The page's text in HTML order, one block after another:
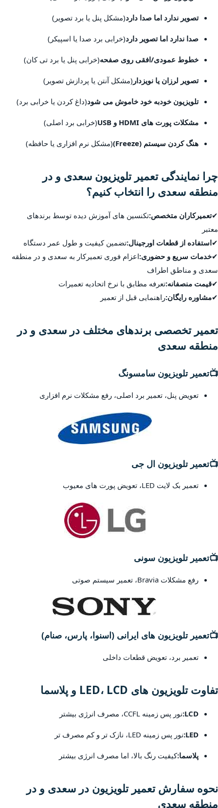
تصویر ندارد اما صدا دارد(مشکل پنل یا برد تصویر)
صدا ندارد اما تصویر دارد(خرابی برد صدا یا اسپیکر)
خطوط عمودی/افقی روی صفحه(خرابی پنل یا برد تی کان)
تصویر لرزان یا نویزدار (مشکل آنتن یا پردازش تصویر)
تلویزیون خودبه خود خاموش می شود(داغ کردن یا خرابی برد)
مشکلات پورت های HDMI و USB (خرابی برد اصلی)
هنگ کردن سیستم (Freeze) (مشکل نرم افزاری یا حافظه)
چرا نمایندگی تعمیر تلویزیون سعدی و در
منطقه سعدی را انتخاب کنیم؟
✔تعمیرکاران متخصص:تکنسین های آموزش دیده توسط برندهای
معتبر
✔استفاده از قطعات اورجینال:تضمین کیفیت و طول عمر دستگاه
✔خدمات سریع و حضوری:اعزام فوری تعمیرکار به سعدی و در منطقه
سعدی و مناطق اطراف
✔قیمت منصفانه:تعرفه مطابق با نرخ اتحادیه تعمیرات
✔مشاوره رایگان:راهنمایی قبل از تعمیر
تعمیر تخصصی برندهای مختلف در سعدی و در
منطقه سعدی
📺تعمیر تلویزیون سامسونگ
تعویض پنل، تعمیر برد اصلی، رفع مشکلات نرم افزاری
📺تعمیر تلویزیون ال جی
تعمیر بک لایت LED، تعویض پورت های معیوب
📺تعمیر تلویزیون سونی
رفع مشکلات Bravia، تعمیر سیستم صوتی
📺تعمیر تلویزیون های ایرانی (اسنوا، پارس، صنام)
تعمیر برد، تعویض قطعات داخلی
تفاوت تلویزیون های LED، LCD و پلاسما
LCD: نور پس زمینه CCFL، مصرف انرژی بیشتر
LED: نور پس زمینه LED، نازک تر و کم مصرف تر
پلاسما:کیفیت رنگ بالا، اما مصرف انرژی بیشتر
نحوه سفارش تعمیر تلویزیون در سعدی و در
منطقه سعدی